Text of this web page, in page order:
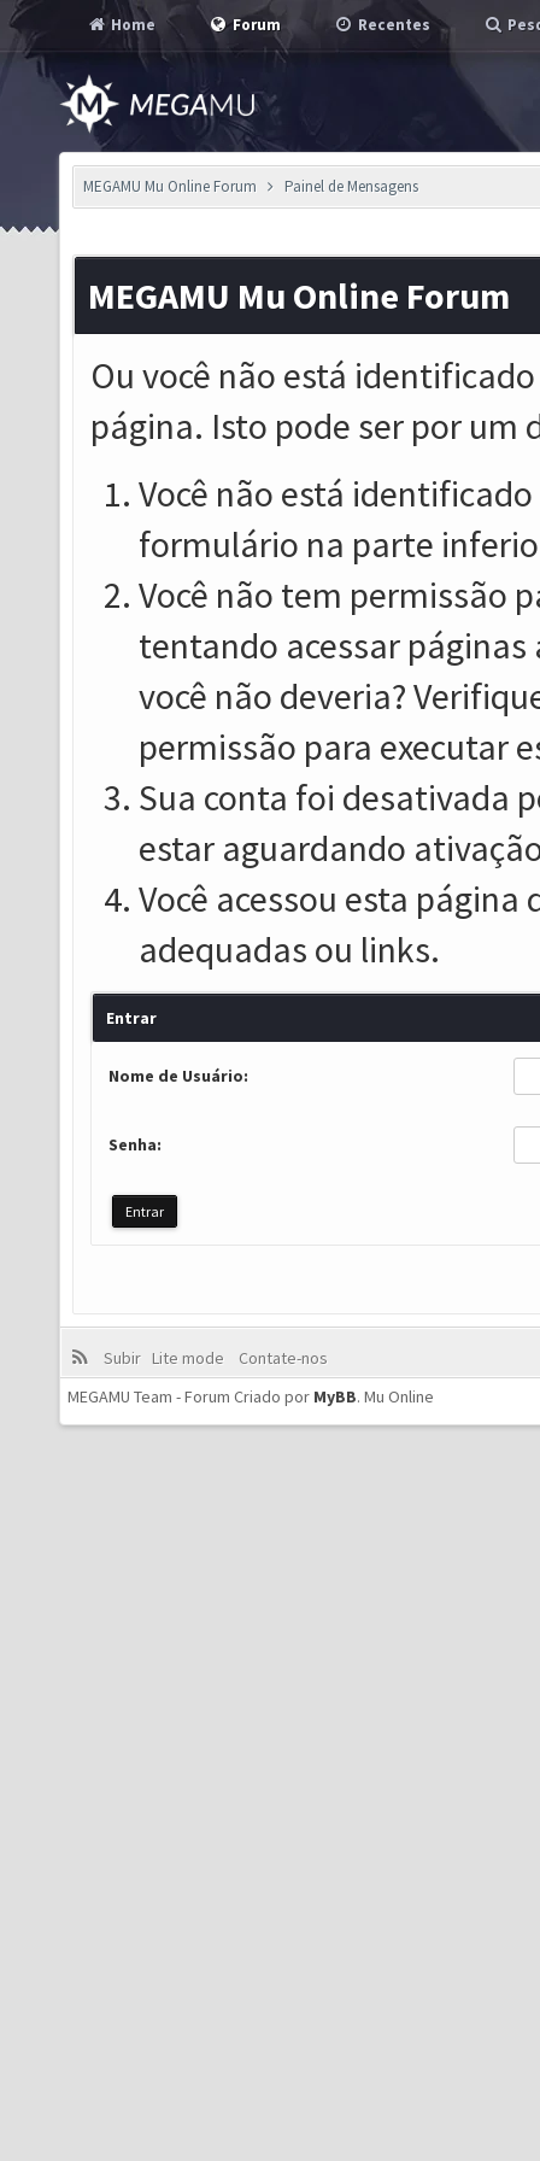
Home Forum Recentes
MEGAMU Mu Online Forum Painel de Mensagens
MEGAMU Mu Online Forum
Ou você não está
página. Isto pode ser por um
Você não está
formulário na parte
Você não tem permissão
tentando acessar
você não deveria?
permissão para executar
Sua conta foi desativada
estar aguardando
Você acessou esta
adequadas ou links.
Entrar
Nome de Usuário:
Senha:
Subir Lite mode
Contate-nos
MEGAMU Team - Forum Criado por MyBB. Mu Online